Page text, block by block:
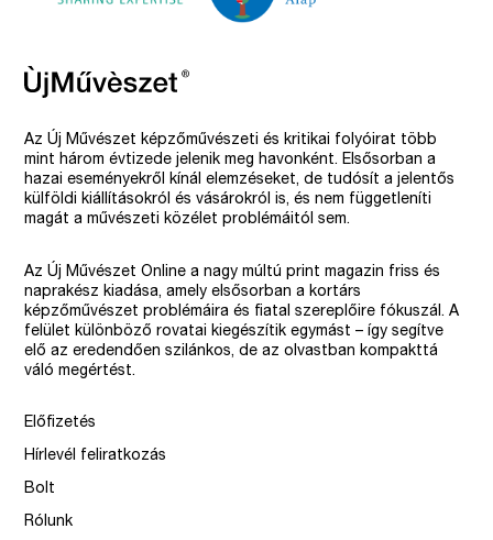
Az Új Művészet képzőművészeti és kritikai folyóirat több
mint három évtizede jelenik meg havonként. Elsősorban a
hazai eseményekről kínál elemzéseket, de tudósít a jelentős
külföldi kiállításokról és vásárokról is, és nem függetleníti
magát a művészeti közélet problémáitól sem.
Az Új Művészet Online a nagy múltú print magazin friss és
naprakész kiadása, amely elsősorban a kortárs
képzőművészet problémáira és fiatal szereplőire fókuszál. A
felület különböző rovatai kiegészítik egymást – így segítve
elő az eredendően szilánkos, de az olvastban kompakttá
váló megértést.
Előfizetés
Hírlevél feliratkozás
Bolt
Rólunk